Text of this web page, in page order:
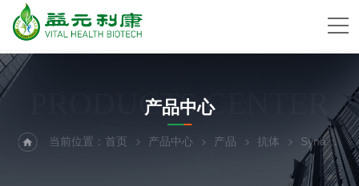
PRODUCTS CENTER
产品中心
当前位置：首页 产品中心 产品 抗体 Synaptic Systems抗体代理